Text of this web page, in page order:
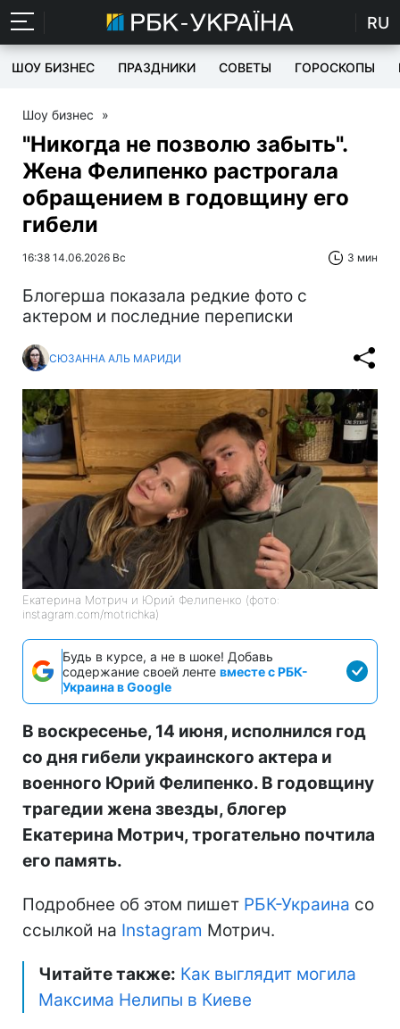
RU
ШОУ БИЗНЕС ПРАЗДНИКИ СОВЕТЫ ГОРОСКОПЫ
Шоу бизнес »
"Никогда не позволю забыть".
Жена Фелипенко растрогала
обращением в годовщину его
гибели
16:38 14.06.2026 Вс 3 мин
Блогерша показала редкие фото с
актером и последние переписки
СЮЗАННА АЛЬ МАРИДИ
Екатерина Мотрич и Юрий Фелипенко (фото:
instagram.com/motrichka)
Будь в курсе, а не в шоке! Добавь
содержание своей ленте вместе с РБК-
Украина в Google
В воскресенье, 14 июня, исполнился год
со дня гибели украинского актера и
военного Юрий Фелипенко. В годовщину
трагедии жена звезды, блогер
Екатерина Мотрич, трогательно почтила
его память.
Подробнее об этом пишет РБК-Украина со
ссылкой на Instagram Мотрич.
Читайте также: Как выглядит могила
Максима Нелипы в Киеве